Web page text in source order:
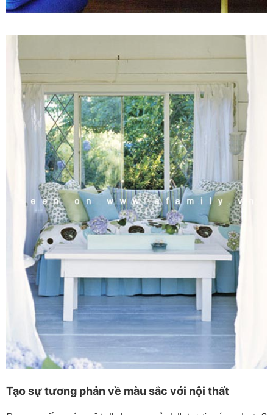
Tạo sự tương phản về màu sắc với nội thất